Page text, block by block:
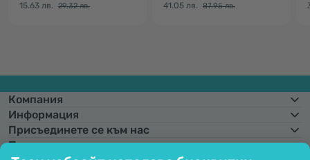
15.63 лв. 29.32 лв. 41.05 лв. 87.95 лв.
Компания
Информация
Присъединете се към нас
Помощ и поръчки